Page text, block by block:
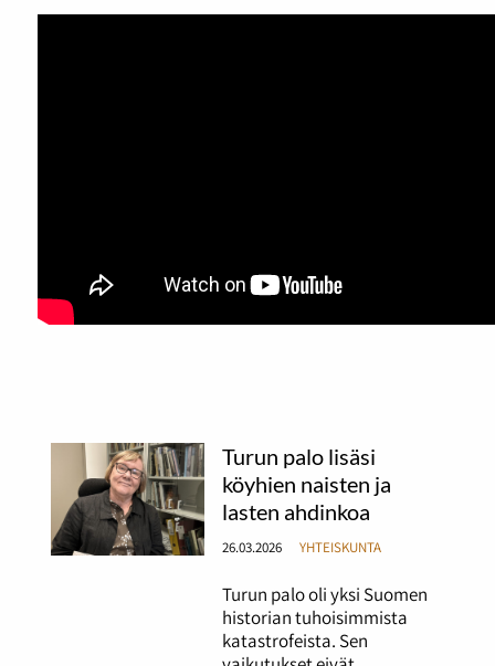
Turun palo lisäsi
köyhien naisten ja
lasten ahdinkoa
26.03.2026 YHTEISKUNTA
Turun palo oli yksi Suomen
historian tuhoisimmista
katastrofeista. Sen